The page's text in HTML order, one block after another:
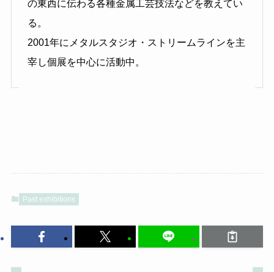
の東西に伝わる各種金属工芸技法などを教えてい
る。
2001年にメタルスタジオ・ストリームラインを主
宰し個展を中心に活動中。
Past exhibitions